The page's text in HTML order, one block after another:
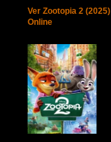
Ver Zootopia 2 (2025)
Online